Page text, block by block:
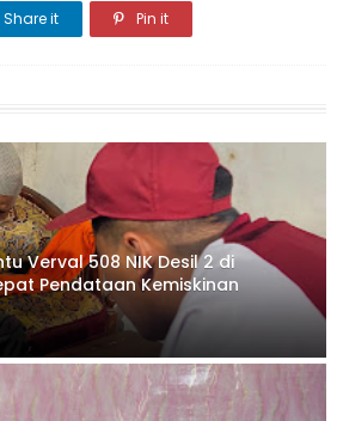
Share it Pin it
Verval 508 NIK Desil 2 di
Pendataan Kemiskinan